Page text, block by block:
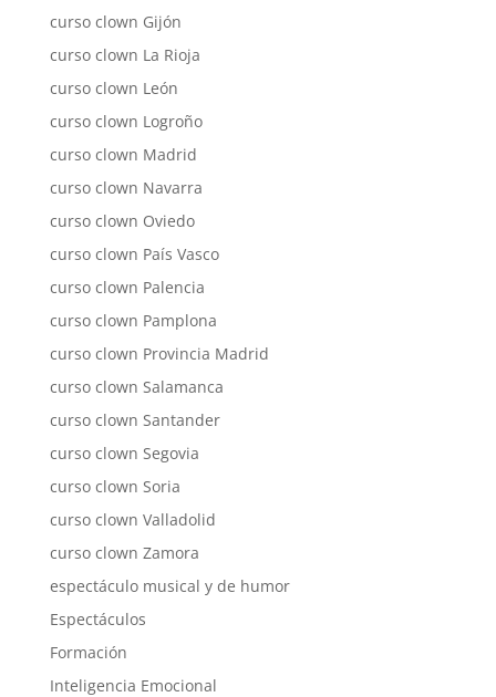
curso clown Gijón
curso clown La Rioja
curso clown León
curso clown Logroño
curso clown Madrid
curso clown Navarra
curso clown Oviedo
curso clown País Vasco
curso clown Palencia
curso clown Pamplona
curso clown Provincia Madrid
curso clown Salamanca
curso clown Santander
curso clown Segovia
curso clown Soria
curso clown Valladolid
curso clown Zamora
espectáculo musical y de humor
Espectáculos
Formación
Inteligencia Emocional